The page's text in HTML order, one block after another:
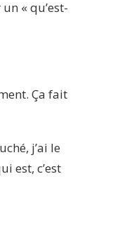
« qu’est-
Ça fait
j’ai le
est, c’est